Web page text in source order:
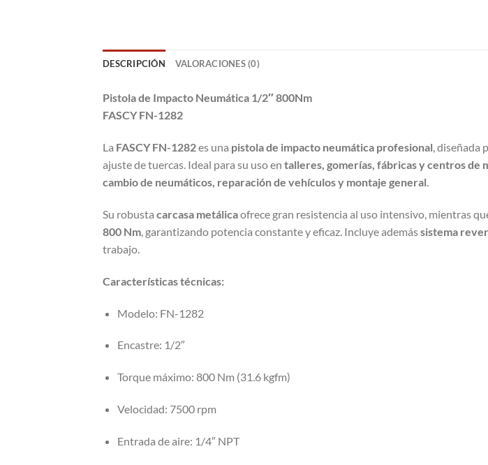
DESCRIPCIÓN VALORACIONES (0)
Pistola de Impacto Neumática 1/2″ 800Nm
FASCY FN-1282
La FASCY FN-1282es una pistola de impacto neumática profesional, diseñada
ajuste de tuercas. Ideal para su uso en talleres, gomerías, fábricas y centros de
cambio de neumáticos, reparación de vehículos y montaje general.
Su robusta carcasa metálicaofrece gran resistencia al uso intensivo, mientras
800 Nm, garantizando potencia constante y eficaz. Incluye ademássistema
trabajo.
Características técnicas:
Modelo: FN-1282
Encastre: 1/2″
Torque máximo: 800 Nm (31.6 kgfm)
Velocidad: 7500 rpm
Entrada de aire: 1/4″ NPT